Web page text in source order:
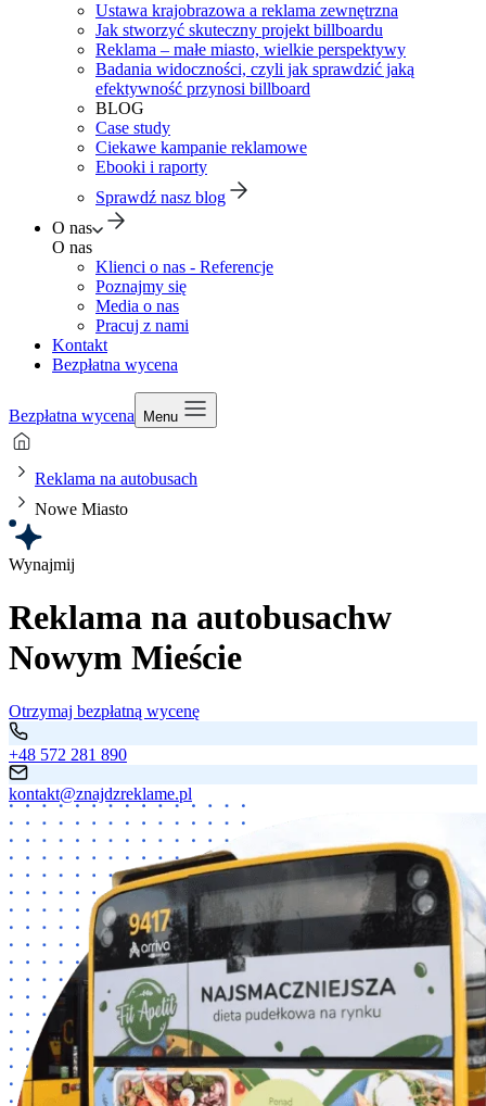
Ustawa krajobrazowa a reklama zewnętrzna
Jak stworzyć skuteczny projekt billboardu
Reklama – małe miasto, wielkie perspektywy
Badania widoczności, czyli jak sprawdzić jaką
efektywność przynosi billboard
BLOG
Case study
Ciekawe kampanie reklamowe
Ebooki i raporty
Sprawdź nasz blog
O nas
O nas
Klienci o nas - Referencje
Poznajmy się
Media o nas
Pracuj z nami
Kontakt
Bezpłatna wycena
Bezpłatna wycena Menu
Reklama na autobusach
Nowe Miasto
Wynajmij
Reklama na autobusachw
Nowym Mieście
Otrzymaj bezpłatną wycenę
+48 572 281 890
kontakt@znajdzreklame.pl